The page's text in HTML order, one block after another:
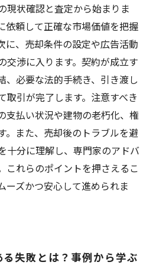
現状確認と査定から始まりま
依頼して正確な市場価値を把握
に、売却条件の設定や広告活動
交渉に入ります。契約が成立す
、必要な法的手続き、引き渡し
取引が完了します。注意すべき
支払い状況や建物の老朽化、権
。また、売却後のトラブルを避
十分に理解し、専門家のアドバ
これらのポイントを押さえるこ
ーズかつ安心して進められま
失敗とは？事例から学ぶ